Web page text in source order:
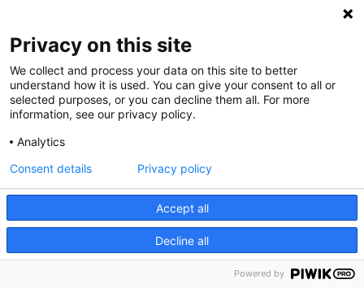
gratuïtat i repecte als treballadors.
LLEGIR MÉS »
16/11/2014 - 18:20:00
Hospital de Bellvitge: TOP 20. Derivant
pacients a la privada
L’hospital de Bellvitge no rep cap dels premis TOP 20 que
lliura IASIST. En els últims anys l’hospital de Bellvitge ha
Privacy on this site
We collect and process your data on this site to better
understand how it is used. You can give your consent to all or
selected purposes, or you can decline them all. For more
information, see our privacy policy.
Analytics
Accept all
Decline all
Consent details Privacy policy
Powered by